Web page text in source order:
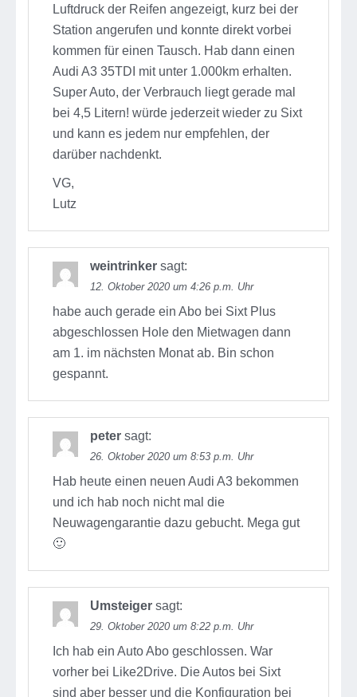
Luftdruck der Reifen angezeigt, kurz bei der
Station angerufen und konnte direkt vorbei
kommen für einen Tausch. Hab dann einen
Audi A3 35TDI mit unter 1.000km erhalten.
Super Auto, der Verbrauch liegt gerade mal
bei 4,5 Litern! würde jederzeit wieder zu Sixt
und kann es jedem nur empfehlen, der
darüber nachdenkt.
VG,
Lutz
weintrinker sagt:
12. Oktober 2020 um 4:26 p.m. Uhr
habe auch gerade ein Abo bei Sixt Plus
abgeschlossen Hole den Mietwagen dann
am 1. im nächsten Monat ab. Bin schon
gespannt.
peter sagt:
26. Oktober 2020 um 8:53 p.m. Uhr
Hab heute einen neuen Audi A3 bekommen
und ich hab noch nicht mal die
Neuwagengarantie dazu gebucht. Mega gut
🙂
Umsteiger sagt:
29. Oktober 2020 um 8:22 p.m. Uhr
Ich hab ein Auto Abo geschlossen. War
vorher bei Like2Drive. Die Autos bei Sixt
sind aber besser und die Konfiguration bei